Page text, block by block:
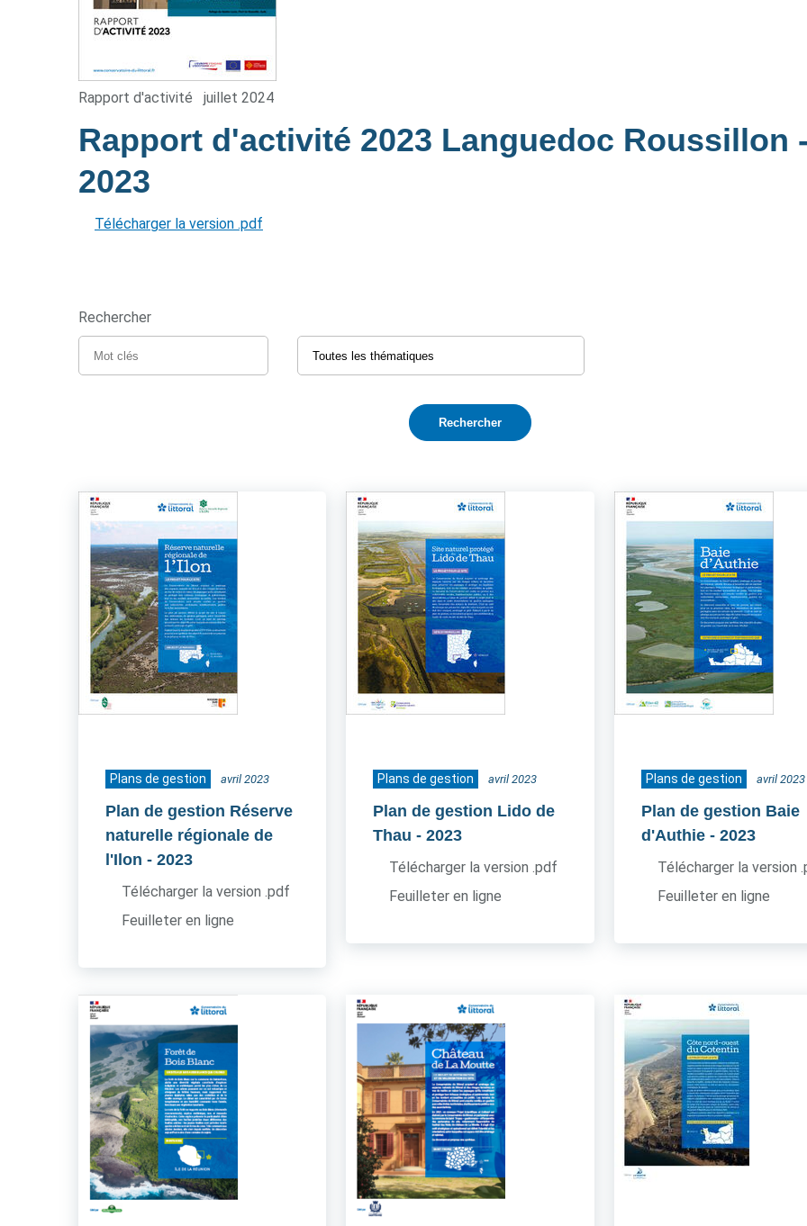
Rapport d'activité juillet 2024
Rapport d'activité 2023 Languedoc Roussillon
2023
Télécharger la version .pdf
Rechercher
Plans de gestion avril 2023
Plan de gestion Réserve
naturelle régionale de
l'Ilon - 2023
Télécharger la version .pdf
Feuilleter en ligne
Plans de gestion avril 2023
Plan de gestion Lido de
Thau - 2023
Télécharger la version .pdf
Feuilleter en ligne
Plans de gestion avril 2023
Plan de gestion Baie
d'Authie - 2023
Télécharger la version
Feuilleter en ligne